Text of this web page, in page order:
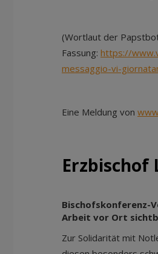
(Wortlaut der
Fassung: https://
messaggio-vi-
Eine Meldung von
Bischofskonferenz-
Arbeit vor Ort
Zur Solidarität mit